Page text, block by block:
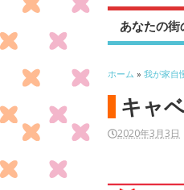
あなたの街
ホーム »我が家自
キャ
2020年3月3日